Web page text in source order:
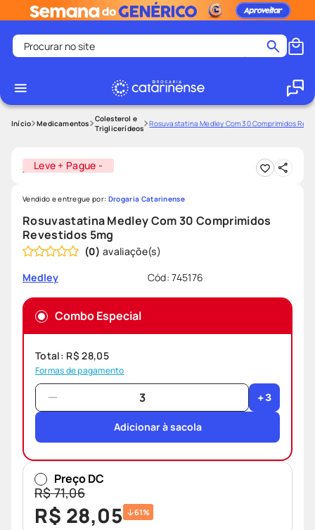
Procurar no site
1
2 º
medley
4
protetor solar facial
7º
lenço umedecido
8º
sabonete liquido
9º
desodorante
10º protetor solar
Medicamentos
Colesterol e
Triglicerídeos
Rosuvastatina Medley Com 30 Comprimidos
Leve + Pague -
Rosuvastatina Medley Com 30 Comprimidos
Revestidos 5mg
(0)
Medley
Cód:745176
Vendido e entregue por: Drogaria Catarinense
Combo Especial
Total: R$ 28,05
Formas de pagamento
+3
Adicionar à sacola
Preço DC
R$71,06
R$ 28,05 61%